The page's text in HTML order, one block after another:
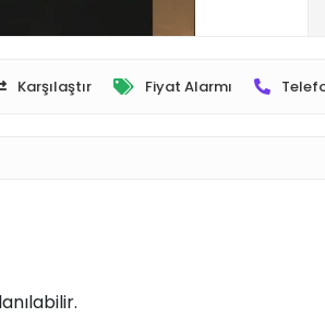
Karşılaştır Fiyat Alarmı